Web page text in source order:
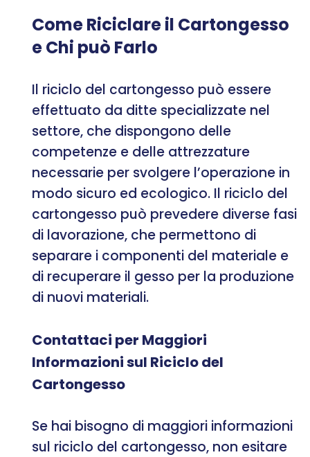
Come Riciclare il Cartongesso
e Chi può Farlo
Il riciclo del cartongesso può essere
effettuato da ditte specializzate nel
settore, che dispongono delle
competenze e delle attrezzature
necessarie per svolgere l’operazione in
modo sicuro ed ecologico. Il riciclo del
cartongesso può prevedere diverse fasi
di lavorazione, che permettono di
separare i componenti del materiale e
di recuperare il gesso per la produzione
di nuovi materiali.
Contattaci per Maggiori
Informazioni sul Riciclo del
Cartongesso
Se hai bisogno di maggiori informazioni
sul riciclo del cartongesso, non esitare